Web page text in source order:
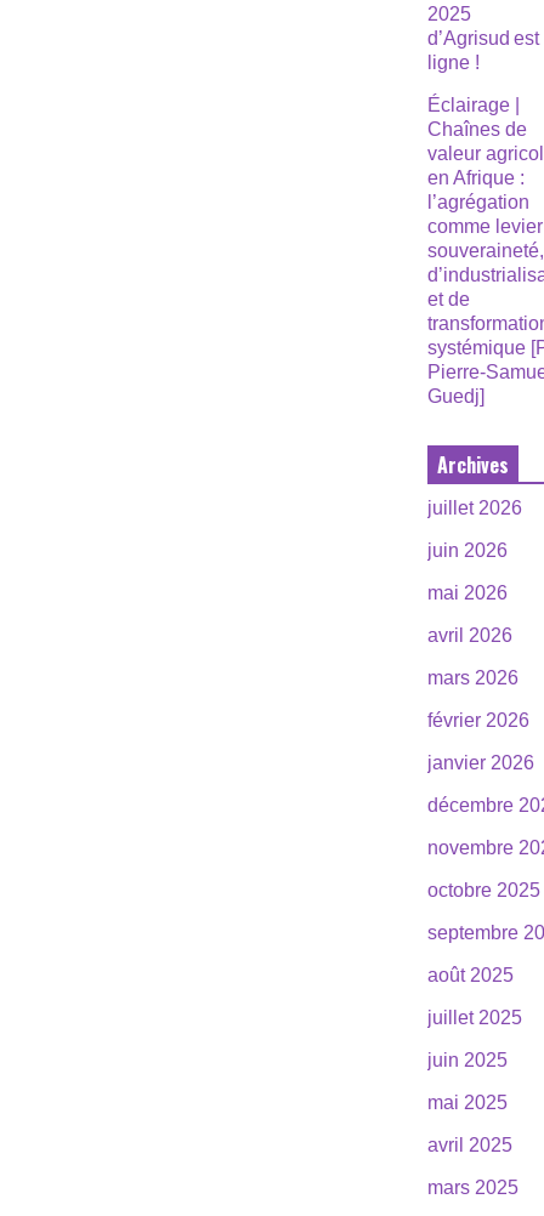
2025
d’Agrisud
ligne !
Éclairage |
Chaînes de
valeur
en Afrique :
l’agrégation
comme
souveraineté,
et de
systémique
Pierre-
Guedj]
Archives
juillet 2026
juin 2026
mai 2026
avril 2026
mars 2026
février 2026
janvier 2026
décembre
novembre
octobre 2025
septembre
août 2025
juillet 2025
juin 2025
mai 2025
avril 2025
mars 2025